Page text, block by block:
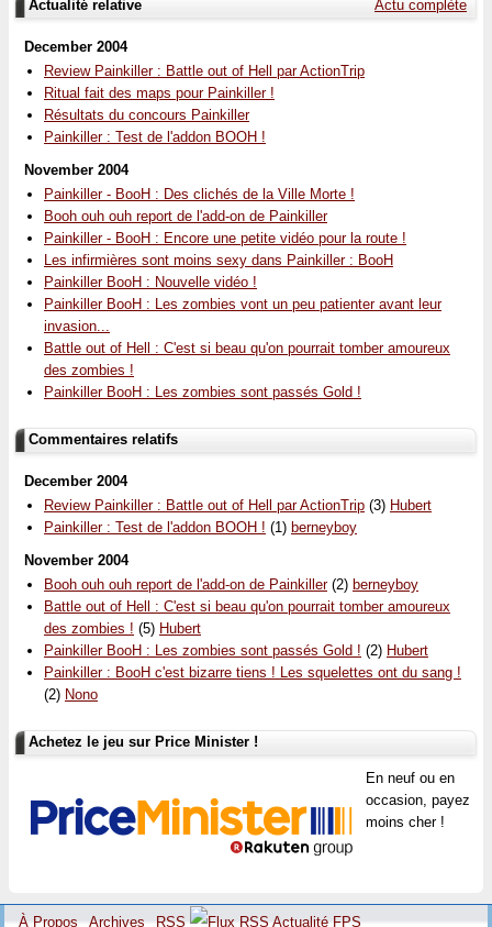
Actu complète
Actualité relative
December 2004
Review Painkiller : Battle out of Hell par ActionTrip
Ritual fait des maps pour Painkiller !
Résultats du concours Painkiller
Painkiller : Test de l'addon BOOH !
November 2004
Painkiller - BooH : Des clichés de la Ville Morte !
Booh ouh ouh report de l'add-on de Painkiller
Painkiller - BooH : Encore une petite vidéo pour la route !
Les infirmières sont moins sexy dans Painkiller : BooH
Painkiller BooH : Nouvelle vidéo !
Painkiller BooH : Les zombies vont un peu patienter avant leur
invasion...
Battle out of Hell : C'est si beau qu'on pourrait tomber amoureux
des zombies !
Painkiller BooH : Les zombies sont passés Gold !
Commentaires relatifs
December 2004
Review Painkiller : Battle out of Hell par ActionTrip (3) Hubert
Painkiller : Test de l'addon BOOH ! (1) berneyboy
November 2004
Booh ouh ouh report de l'add-on de Painkiller(2) berneyboy
Battle out of Hell : C'est si beau qu'on pourrait tomber amoureux
des zombies ! (5) Hubert
Painkiller BooH : Les zombies sont passés Gold ! (2) Hubert
Painkiller : BooH c'est bizarre tiens ! Les squelettes ont du sang !
(2) Nono
Achetez le jeu sur Price Minister !
En neuf ou en
occasion, payez
moins cher !
À Propos Archives RSS